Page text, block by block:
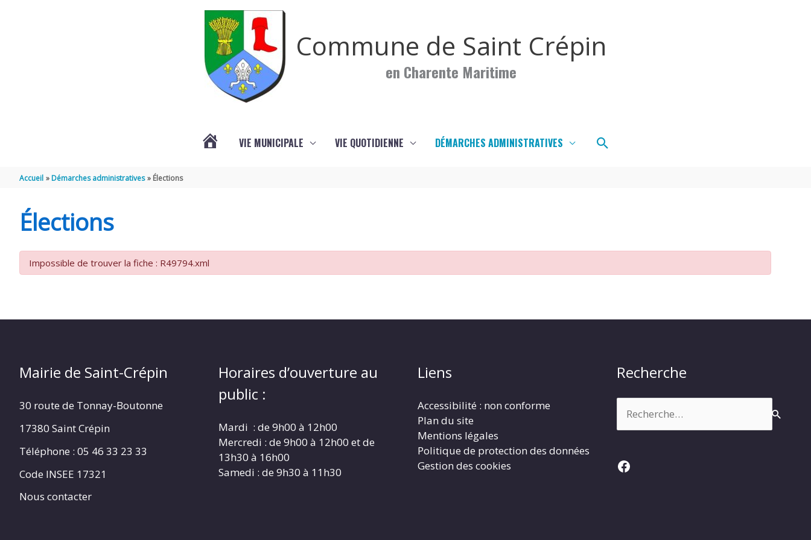
Commune de Saint Crépin
en Charente Maritime
CRÉPIN
VIE MUNICIPALE VIE QUOTIDIENNE DÉMARCHES ADMINISTRATIVES Rechercher
Accueil Démarches administratives Élections
Élections
Impossible de trouver la fiche : R49794.xml
Mairie de Saint-Crépin
30 route de Tonnay-Boutonne
17380 Saint Crépin
Téléphone : 05 46 33 23 33
Code INSEE 17321
Nous contacter
Horaires d’ouverture au
public :
Mardi : de 9h00 à 12h00
Mercredi : de 9h00 à 12h00 et de
13h30 à 16h00
Samedi : de 9h30 à 11h30
Liens
Accessibilité : non conforme
Plan du site
Mentions légales
Politique de protection des données
Gestion des cookies
Recherche
Facebook